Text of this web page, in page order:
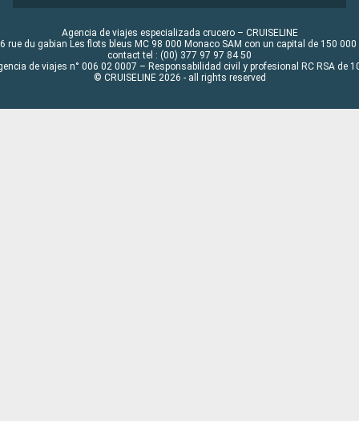
Agencia de viajes especializada crucero – CRUISELINE
rue du gabian Les flots bleus MC 98 000 Monaco SAM con un capital de 150 000
contact tel : (00) 377 97 97 84 50
de viajes n° 006 02 0007 – Responsabilidad civil y profesional RC RSA de
© CRUISELINE 2026 - all rights reserved